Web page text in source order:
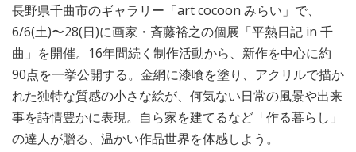
長野県千曲市のギャラリー「art cocoon みらい」で、
6/6(土)〜28(日)に画家・斉藤裕之の個展「平熱日記 in 千
曲」を開催。16年間続く制作活動から、新作を中心に約
90点を一挙公開する。金網に漆喰を塗り、アクリルで描か
れた独特な質感の小さな絵が、何気ない日常の風景や出来
事を詩情豊かに表現。自ら家を建てるなど「作る暮らし」
の達人が贈る、温かい作品世界を体感しよう。